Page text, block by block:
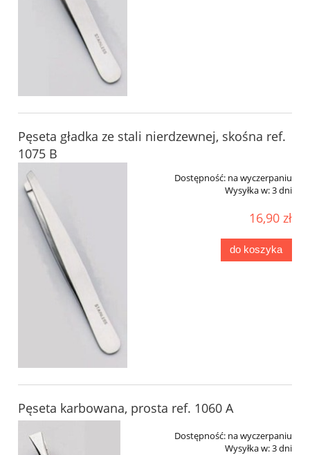
Pęseta gładka ze stali nierdzewnej, skośna ref.
1075 B
Dostępność: na wyczerpaniu
Wysyłka w:3 dni
16,90 zł
do koszyka
Pęseta karbowana, prosta ref. 1060 A
Dostępność: na wyczerpaniu
Wysyłka w:3 dni